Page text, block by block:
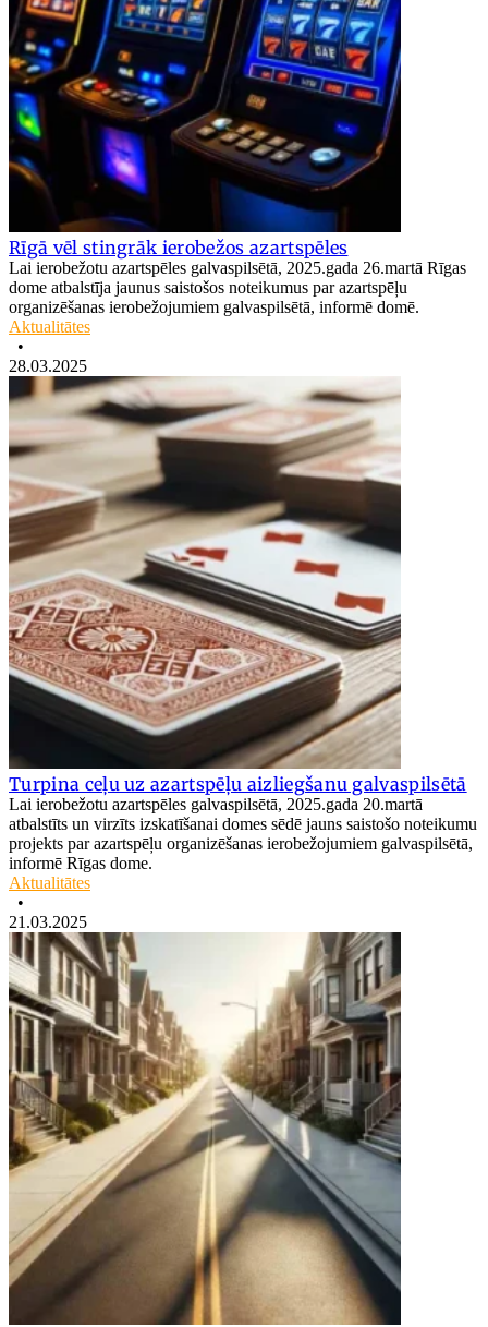
Rīgā vēl stingrāk ierobežos azartspēles
Lai ierobežotu azartspēles galvaspilsētā, 2025.gada 26.martā Rīgas
dome atbalstīja jaunus saistošos noteikumus par azartspēļu
organizēšanas ierobežojumiem galvaspilsētā, informē domē.
Aktualitātes
•
28.03.2025
Turpina ceļu uz azartspēļu aizliegšanu galvaspilsētā
Lai ierobežotu azartspēles galvaspilsētā, 2025.gada 20.martā
atbalstīts un virzīts izskatīšanai domes sēdē jauns saistošo noteikumu
projekts par azartspēļu organizēšanas ierobežojumiem galvaspilsētā,
informē Rīgas dome.
Aktualitātes
•
21.03.2025